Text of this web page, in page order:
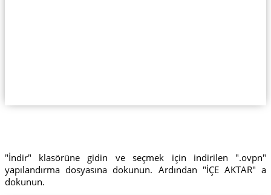
"İndir" klasörüne gidin ve seçmek için indirilen ".ovpn"
yapılandırma dosyasına dokunun. Ardından "İÇE AKTAR" a
dokunun.